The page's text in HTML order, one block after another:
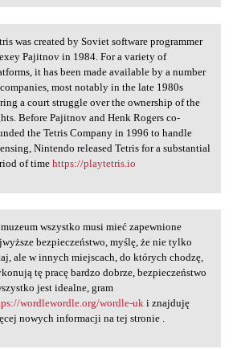
was created by Soviet
was created by Soviet software programmer
Pajitnov in 1984. For a variety of
it has been made available by a number
most notably in the late 1980s
a court struggle over the ownership of the
Before Pajitnov and Henk Rogers co-
the Tetris Company in 1996 to handle
Nintendo released Tetris for a substantial
of time https://playtetris.io
wszystko musi mieć
wszystko musi mieć zapewnione
bezpieczeństwo, myślę, że nie tylko
ale w innych miejscach, do których chodzę,
tę pracę bardzo dobrze, bezpieczeństwo
jest idealne, gram
wordlewordle.org/wordle-uk i znajduję
nowych informacji na tej stronie .